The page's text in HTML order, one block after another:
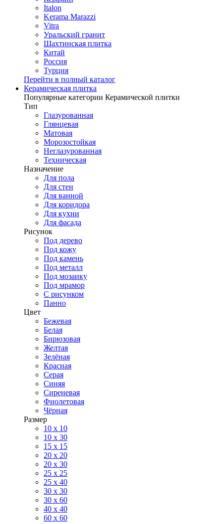
Italon
Kerama Marazzi
Vitra
Уральский гранит
Шахтинская плитка
Китай
Россия
Турция
Перейти в полный каталог
Керамическая плитка
Популярные категории Керамической плитки
Тип
Глазурованная
Глянцевая
Матовая
Морозостойкая
Неглазурованная
Техническая
Назначение
Для пола
Для стен
Для ванной
Для коридора
Для кухни
Для фасада
Рисунок
Под дерево
Под кожу
Под камень
Под металл
Под мозаику
Под мрамор
С рисунком
Панно
Цвет
Бежевая
Белая
Бирюзовая
Желтая
Зелёная
Красная
Серая
Синяя
Сиреневая
Фиолетовая
Чёрная
Размер
10 х 10
10 x 30
15 x 15
20 х 20
20 x 30
25 x 25
25 x 40
30 x 30
30 х 60
40 х 40
60 х 60